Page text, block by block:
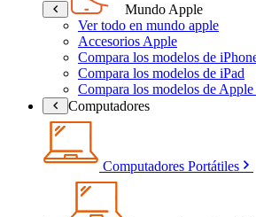
Mundo Apple
Ver todo en mundo apple
Accesorios Apple
Compara los modelos de
Compara los modelos de iPad
Compara los modelos de
Computadores
Computadores Portátiles